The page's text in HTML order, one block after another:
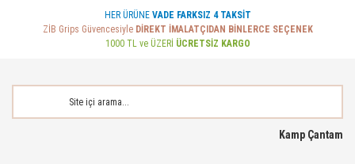
HER ÜRÜNE VADE FARKSIZ 4 TAKSİT
ZİB Grips Güvencesiyle DİREKT İMALATÇIDAN BİNLERCE SEÇENEK
1000 TL ve ÜZERİ ÜCRETSİZ KARGO
Kamp Çantam